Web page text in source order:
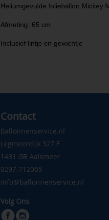
Heliumgevulde folieballon Mickey
Afmeting: 65 cm
Inclusief lintje en gewichtje
Contact
Ballonnenservice.nl
Legmeerdijk 327 F
1431 GB Aalsmeer
0297-712065
info@ballonnenservice.nl
Volg Ons